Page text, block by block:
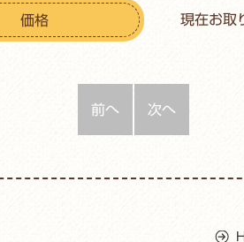
価格 現在お取
前へ 次へ